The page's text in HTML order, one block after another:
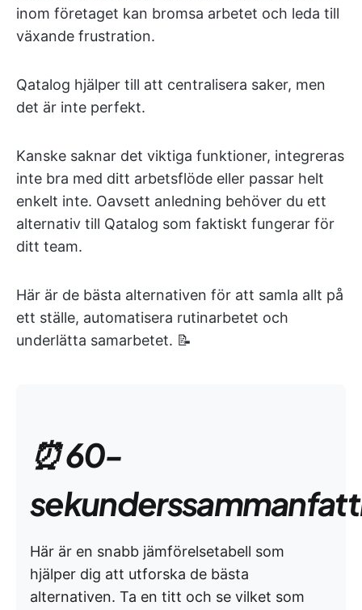
inom företaget kan bromsa arbetet och leda till
växande frustration.
Qatalog hjälper till att centralisera saker, men
det är inte perfekt.
Kanske saknar det viktiga funktioner, integreras
inte bra med ditt arbetsflöde eller passar helt
enkelt inte. Oavsett anledning behöver du ett
alternativ till Qatalog som faktiskt fungerar för
ditt team.
Här är de bästa alternativen för att samla allt på
ett ställe, automatisera rutinarbetet och
underlätta samarbetet. 📝
⏰ 60-
Här är en snabb jämförelsetabell som
hjälper dig att utforska de bästa
alternativen. Ta en titt och se vilket som